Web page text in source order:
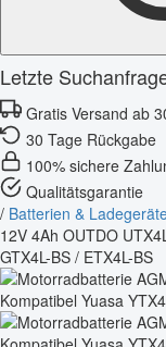
Letzte
Gratis Versand ab
30 Tage Rückgabe
100% sichere
Qualitätsgarantie
/ Batterien &
12V 4Ah OUTDO
GTX4L-BS / ETX4L-BS